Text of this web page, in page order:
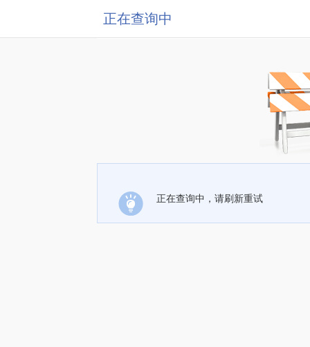
正在查询中
正在查询中，请刷新重试